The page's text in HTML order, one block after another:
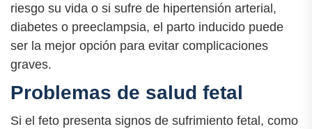
riesgo su vida o si sufre de hipertensión arterial,
diabetes o preeclampsia, el parto inducido puede
ser la mejor opción para evitar complicaciones
graves.
Problemas de salud fetal
Si el feto presenta signos de sufrimiento fetal, como